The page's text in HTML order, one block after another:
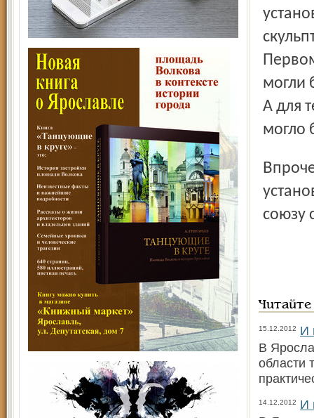
могли
А для
могло
Впрочем, вряд ли легендарные Пётр и Феврония где-то
союзу
15.12.2012
И
В
области
14.12.2012
И